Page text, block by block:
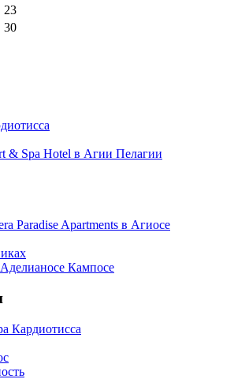
23
30
& Spa Hotel в Агии Пелагии
Paradise Apartments в Агиосе
Кампосе
Кардиотисса